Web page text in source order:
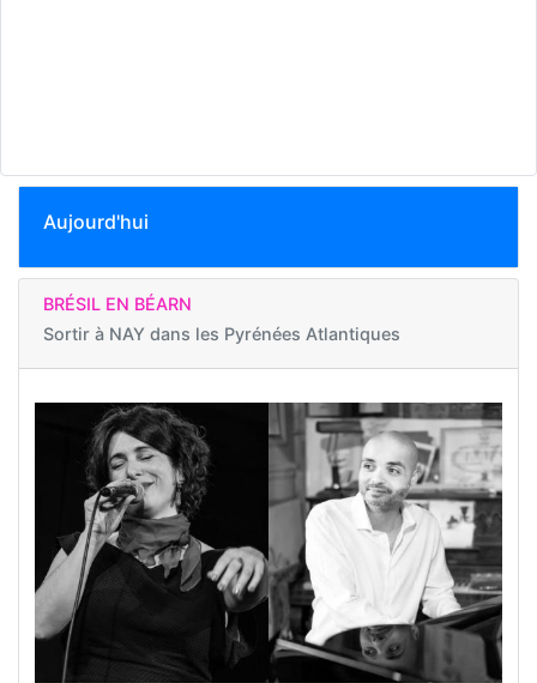
Aujourd'hui
BRÉSIL EN BÉARN
Sortir à NAY dans les Pyrénées Atlantiques